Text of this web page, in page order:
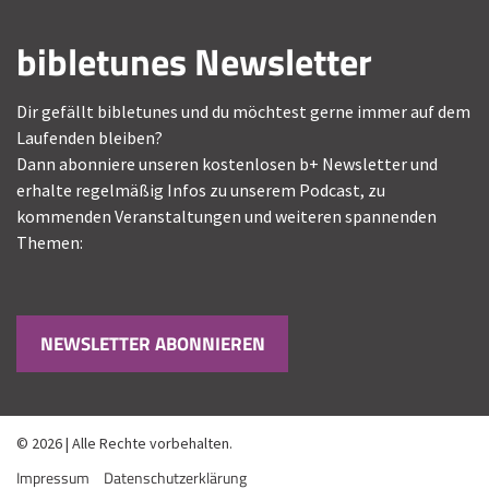
bibletunes Newsletter
Dir gefällt bibletunes und du möchtest gerne immer auf dem
Laufenden bleiben?
Dann abonniere unseren kostenlosen b+ Newsletter und
erhalte regelmäßig Infos zu unserem Podcast, zu
kommenden Veranstaltungen und weiteren spannenden
Themen:
NEWSLETTER ABONNIEREN
© 2026 | Alle Rechte vorbehalten.
Impressum Datenschutzerklärung